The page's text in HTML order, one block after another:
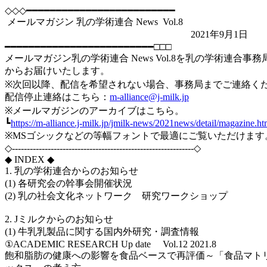
◇◇◇━━━━━━━━━━━━━━━━━━━━━━━━━
メールマガジン 乳の学術連合 News Vol.8
2021年9月1日
━━━━━━━━━━━━━━━━━━━━━━━━━□□□
メールマガジン乳の学術連合 News Vol.8を乳の学術連合事務
からお届けいたします。
※次回以降、配信を希望されない場合、事務局までご連絡く
配信停止連絡はこちら： m-alliance@j-milk.jp
※メールマガジンのアーカイブはこちら。
┗https://m-alliance.j-milk.jp/jmilk-news/2021news/detail/
※MSゴシックなどの等幅フォントで最適にご覧いただけます
◇-------------------------------------------------------------◇
◆ INDEX ◆
1. 乳の学術連合からのお知らせ
(1) 各研究会の幹事会開催状況
(2) 乳の社会文化ネットワーク 研究ワークショップ
2. Jミルクからのお知らせ
(1) 牛乳乳製品に関する国内外研究・調査情報
①ACADEMIC RESEARCH Up date Vol.12 2021.8
飽和脂肪の健康への影響を食品ベースで再評価～「食品マト